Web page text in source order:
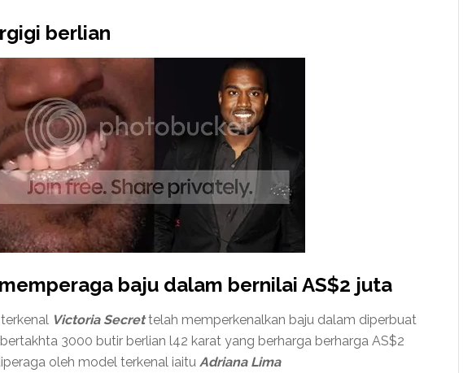
berlian
baju dalam bernilai AS$2 juta
Victoria Secrettelah memperkenalkan baju dalam diperbuat
3000 butir berlian l42 karat yang berharga berharga AS$2
oleh model terkenal iaitu Adriana Lima